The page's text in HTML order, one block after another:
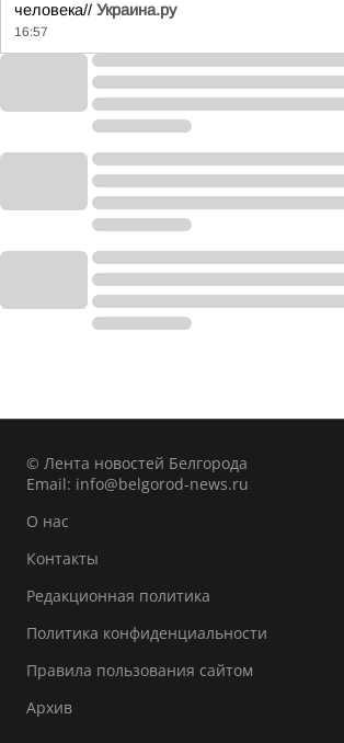
человека// Украина.ру
16:57
© Лента новостей Белгорода
Email: info@belgorod-news.ru
О нас
Контакты
Редакционная политика
Политика конфиденциальности
Правила пользования сайтом
Архив